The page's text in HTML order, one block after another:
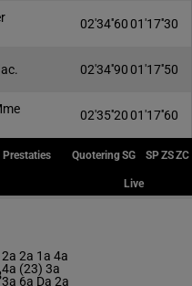
02'34''6001'17''30
02'34''9001'17''50
02'35''2001'17''60
Prestaties QuoteringSG SPZSZC
Live
2a 2a 1a 4a
4a (23) 3a
3a 6a Da 2a